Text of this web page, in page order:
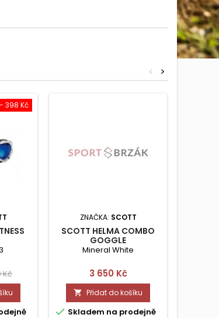
>
<
- 398 Kč
Kč
ZNAČKA: SCOTT
SCOTT HELMA COMBO
GOGGLE
TRACK+FACTORPRO S
Mineral White
Cena
3 650 Kč
 Přidat do košíku
 Skladem na prodejně